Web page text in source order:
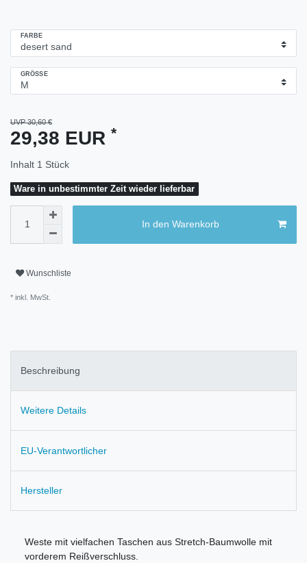
FARBE
GRÖSSE
UVP 30,60 €
29,38 EUR *
Inhalt 1 Stück
Ware in unbestimmter Zeit wieder lieferbar
In den Warenkorb
Wunschliste
* inkl. MwSt.
Beschreibung
Weitere Details
EU-Verantwortlicher
Hersteller
Weste mit vielfachen Taschen aus Stretch-Baumwolle mit
vorderem Reißverschluss.